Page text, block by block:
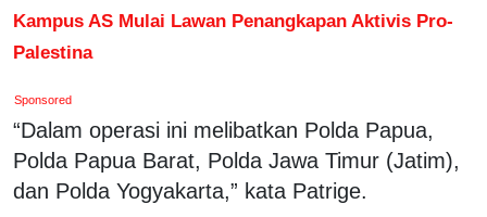
Kampus AS Mulai Lawan Penangkapan Aktivis Pro-
Palestina
Sponsored
“Dalam operasi ini melibatkan Polda Papua,
Polda Papua Barat, Polda Jawa Timur (Jatim),
dan Polda Yogyakarta,” kata Patrige.